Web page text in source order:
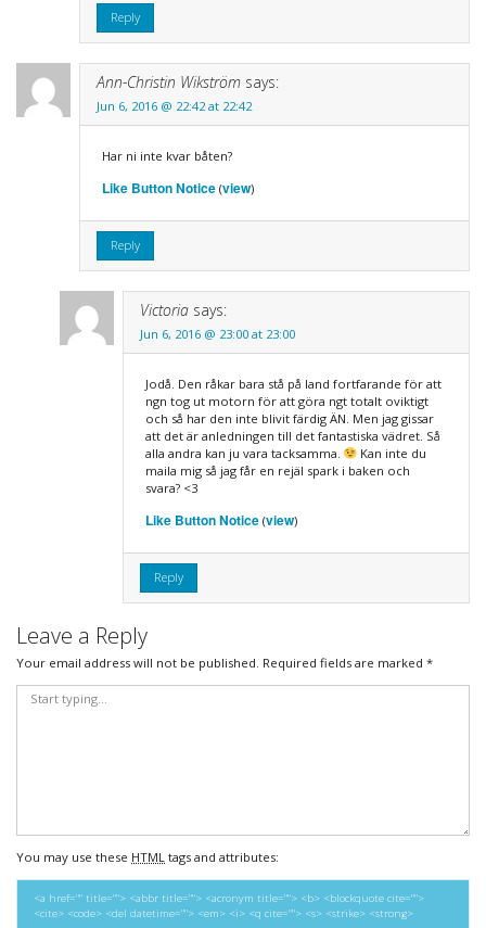
Reply
Ann-Christin Wikström says:
Jun 6, 2016 @ 22:42 at 22:42
Har ni inte kvar båten?
Like Button Notice(view)
Reply
Victoria says:
Jun 6, 2016 @ 23:00 at 23:00
Jodå. Den råkar bara stå på land fortfarande för att
ngn tog ut motorn för att göra ngt totalt oviktigt
och så har den inte blivit färdig ÄN. Men jag gissar
att det är anledningen till det fantastiska vädret. Så
alla andra kan ju vara tacksamma.
Kan inte du
maila mig så jag får en rejäl spark i baken och
svara? <3
Like Button Notice(view)
Reply
Leave a Reply
Your email address will not be published. Required fields are marked *
You may use these HTML tags and attributes:
<a href="" title=""> <abbr title=""> <acronym title=""> <b> <blockquote cite="">
<cite> <code> <del datetime=""> <em> <i> <q cite=""> <s> <strike> <strong>